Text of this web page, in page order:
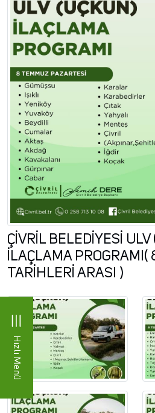
Hızlı Menü
ÇİVRİL BELEDİYESİ ULV
İLAÇLAMA
TARİHLERİ ARASI )